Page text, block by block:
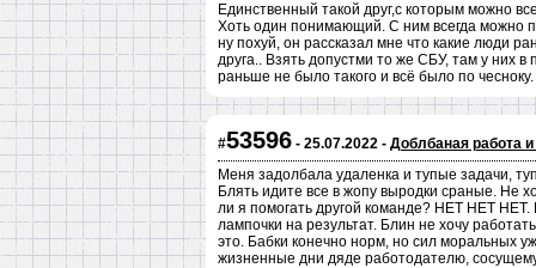
Единственный такой друг,с которым можно
Хоть один понимающий. С ним всегда можно
ну похуй, он рассказал мне что какие люди
друга.. Взять допустми то же СБУ, там у них
раньше не было такого и всё было по чесноку.
#53596- 25.07.2022 - Доблбаная работа
Меня задолбала удаленка и тупые задачи,
Блять идите все в жопу выродки сраные. Не
ли я помогать другой команде? НЕТ НЕТ
лампочки на результат. Блин не хочу
это. Бабки конечно норм, но сил моральных
жизненные дни дяде работодателю,